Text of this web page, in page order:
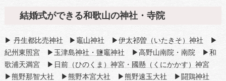
結婚式ができる和歌山の神社・寺院
▶ 丹生都比売神社 ▶ 竈山神社 ▶ 伊太祁曽（いたきそ）神社 ▶
紀州東照宮▶ 玉津島神社・鹽竈神社 ▶高野山南院・南院 ▶ 和
歌浦天満宮▶ 日前（ひのくま）神宮・國懸（くにかかす）神宮
▶ 熊野那智大社 ▶ 熊野本宮大社 ▶ 熊野速玉大社 ▶ 闘鶏神社